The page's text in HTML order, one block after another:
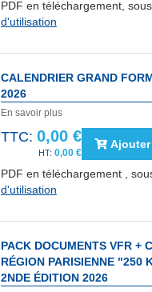
PDF en téléchargement, sous
d'utilisation
CALENDRIER GRAND
2026
En savoir plus
TTC: 0,00 €
0,00 €
PDF en téléchargement ,
d'utilisation
PACK DOCUMENTS VFR +
RÉGION PARISIENNE "250
2NDE ÉDITION 2026